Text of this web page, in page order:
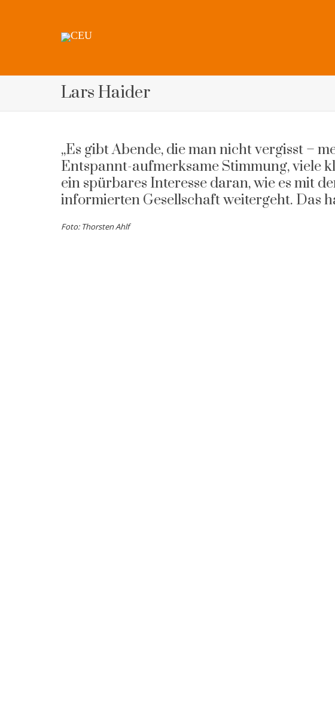
Lars Haider
„Es gibt Abende, die man nicht vergisst –
Entspannt-aufmerksame Stimmung, viele
ein spürbares Interesse daran, wie es mit
informierten Gesellschaft weitergeht. Das
Foto: Thorsten Ahlf